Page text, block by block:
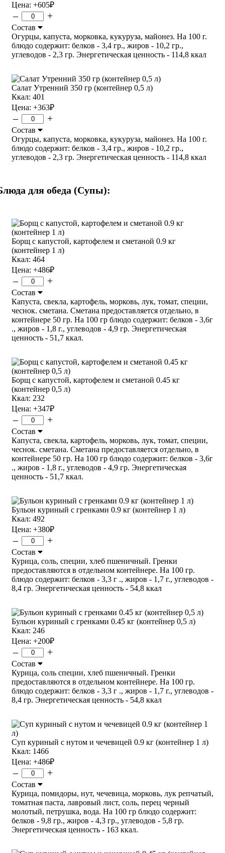
Цена: +605₽
– +
Состав
Огурцы, капуста, морковка, кукуруза, майонез. На 100 г.
блюдо содержит: белков - 3,4 гр., жиров - 10,2 гр.,
углеводов - 2,3 гр. Энергетическая ценность - 114,8 ккал
Салат Утренний 350 гр (контейнер 0,5 л)
Ккал: 401
Цена: +363₽
– +
Состав
Огурцы, капуста, морковка, кукуруза, майонез. На 100 г.
блюдо содержит: белков - 3,4 гр., жиров - 10,2 гр.,
углеводов - 2,3 гр. Энергетическая ценность - 114,8 ккал
для обеда (Супы):
Борщ с капустой, картофелем и сметаной 0.9 кг
(контейнер 1 л)
Ккал: 464
Цена: +486₽
– +
Состав
Капуста, свекла, картофель, морковь, лук, томат, специи,
чеснок. сметана. Сметана предоставляется отдельно, в
контейнере 50 гр. На 100 гр блюдо содержит: белков - 3,6г
., жиров - 1,8 г., углеводов - 4,9 гр. Энергетическая
ценность - 51,7 ккал.
Борщ с капустой, картофелем и сметаной 0.45 кг
(контейнер 0,5 л)
Ккал: 232
Цена: +347₽
– +
Состав
Капуста, свекла, картофель, морковь, лук, томат, специи,
чеснок. сметана. Сметана предоставляется отдельно, в
контейнере 50 гр. На 100 гр блюдо содержит: белков - 3,6г
., жиров - 1,8 г., углеводов - 4,9 гр. Энергетическая
ценность - 51,7 ккал.
Бульон куриный с гренками 0.9 кг (контейнер 1 л)
Ккал: 492
Цена: +380₽
– +
Состав
Курица, соль, специи, хлеб пшеничный. Гренки
предоставляются в отдельном контейнере. На 100 гр.
блюдо содержит: белков - 3,3 г ., жиров - 1,7 г., углеводов -
8,4 гр. Энергетическая ценность - 54,8 ккал
Бульон куриный с гренками 0.45 кг (контейнер 0,5 л)
Ккал: 246
Цена: +200₽
– +
Состав
Курица, соль специи, хлеб пшеничный. Гренки
предоставляются в отдельном контейнере. На 100 гр.
блюдо содержит: белков - 3,3 г ., жиров - 1,7 г., углеводов -
8,4 гр. Энергетическая ценность - 54,8 ккал
Суп куриный с нутом и чечевицей 0.9 кг (контейнер 1 л)
Ккал: 1466
Цена: +486₽
– +
Состав
Курица, помидоры, нут, чечевица, морковь, лук репчатый,
томатная паста, лавровый лист, соль, перец черный
молотый, петрушка, вода. На 100 гр блюдо содержит:
белков - 9,8 гр., жиров - 4,3 гр., углеводов - 5,8 гр.
Энергетическая ценность - 163 ккал.